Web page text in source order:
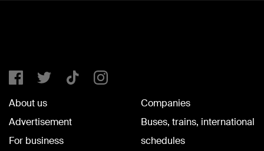
About us
Advertisement
For business
Companies
Buses, trains, international
schedules